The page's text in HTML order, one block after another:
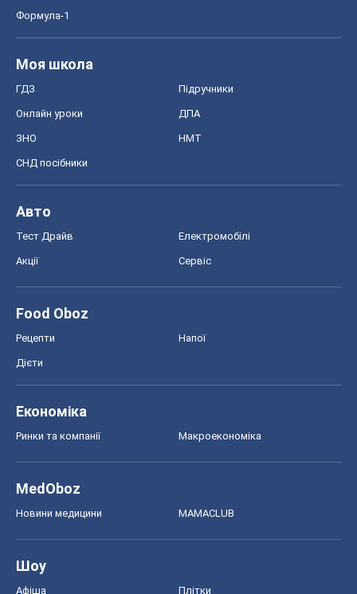
Формула-1
Моя школа
ГДЗ Підручники
Онлайн уроки ДПА
ЗНО НМТ
СНД посібники
Авто
Тест Драйв Електромобілі
Акції Сервіс
Food Oboz
Рецепти Напої
Дієти
Економіка
Ринки та компанії Макроекономіка
MedOboz
Новини медицини MAMACLUB
Шоу
Афіша Плітки